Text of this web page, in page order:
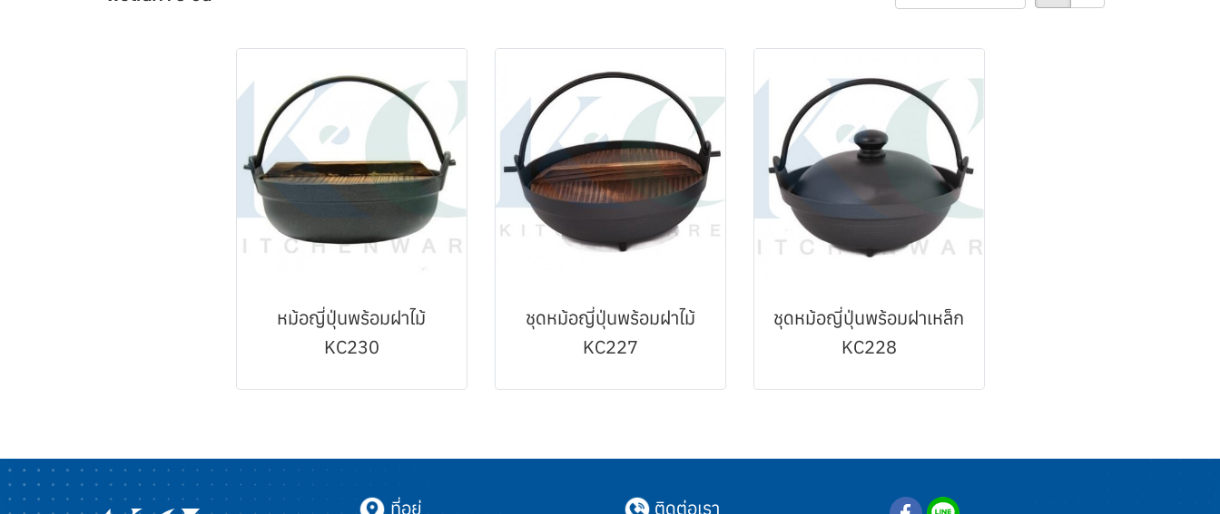
หม้อญี่ปุ่นพร้อมฝาไม้
KC230
ชุดหม้อญี่ปุ่นพร้อมฝาไม้
KC227
ชุดหม้อญี่ปุ่นพร้อมฝาเหล็ก
KC228
ที่อยู่ ติดต่อเรา